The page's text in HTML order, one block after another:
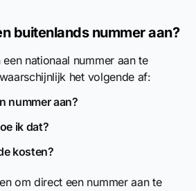
buitenlands nummer aan?
nationaal nummer aan te
het volgende af:
nummer aan?
ik dat?
kosten?
om direct een nummer aan te